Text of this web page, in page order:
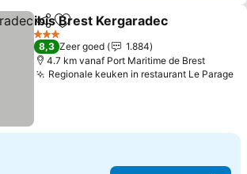
DelenToevoegen aan favorieten
ibis Brest Kergaradec
3 Sterren
8,3 Zeer goed
1.884
4.7 km vanaf Port Maritime de Brest
Regionale keuken in restaurant Le Parage